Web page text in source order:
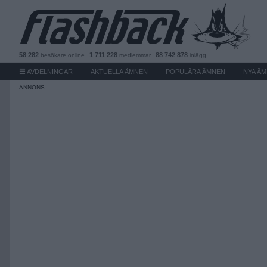
58 282 besökare online 1 711 228 medlemmar 88 742 878 inlägg
AVDELNINGAR AKTUELLA ÄMNEN POPULÄRA ÄMNEN NYA